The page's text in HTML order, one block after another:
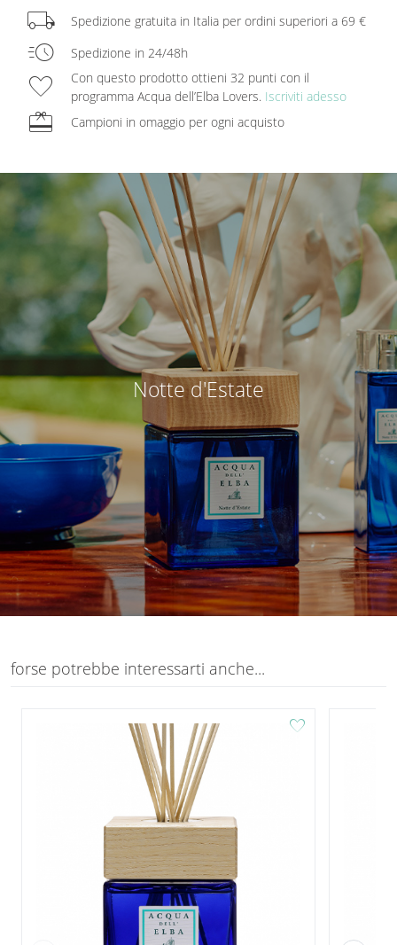
local_shipping Spedizione gratuita in Italia per ordini superiori a 69 €
acute Spedizione in 24/48h
favorite
Con questo prodotto ottieni 32 punti con il
programma Acqua dell’Elba Lovers. Iscriviti adesso
redeem Campioni in omaggio per ogni acquisto
Notte d'Estate
forse potrebbe interessarti anche...
favorite